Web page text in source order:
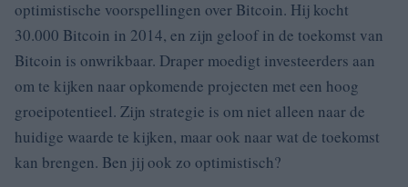
optimistische voorspellingen over Bitcoin. Hij kocht
30.000 Bitcoin in 2014, en zijn geloof in de toekomst van
Bitcoin is onwrikbaar. Draper moedigt investeerders aan
om te kijken naar opkomende projecten met een hoog
groeipotentieel. Zijn strategie is om niet alleen naar de
huidige waarde te kijken, maar ook naar wat de toekomst
kan brengen. Ben jij ook zo optimistisch?